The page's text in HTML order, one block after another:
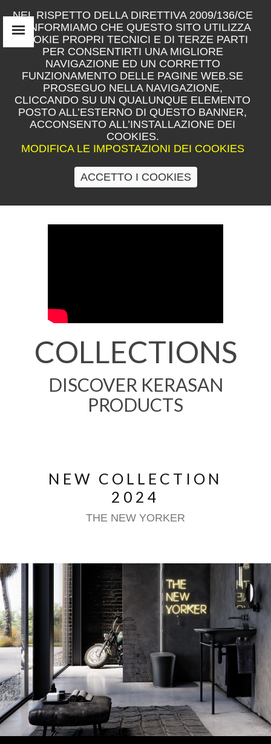
FIND
COLLECTIONS
DISCOVER KERASAN
PRODUCTS
NEW COLLECTION
2024
THE NEW YORKER
NEL RISPETTO DELLA DIRETTIVA 2009/136/CE
TI INFORMIAMO CHE QUESTO SITO UTILIZZA
COOKIE PROPRI TECNICI E DI TERZE PARTI
PER CONSENTIRTI UNA MIGLIORE
NAVIGAZIONE ED UN CORRETTO
FUNZIONAMENTO DELLE PAGINE WEB.SE
PROSEGUO NELLA NAVIGAZIONE,
CLICCANDO SU UN QUALUNQUE ELEMENTO
POSTO ALL’ESTERNO DI QUESTO BANNER,
ACCONSENTO ALL’INSTALLAZIONE DEI
COOKIES.
MODIFICA LE IMPOSTAZIONI DEI COOKIES
ACCETTO I COOKIES